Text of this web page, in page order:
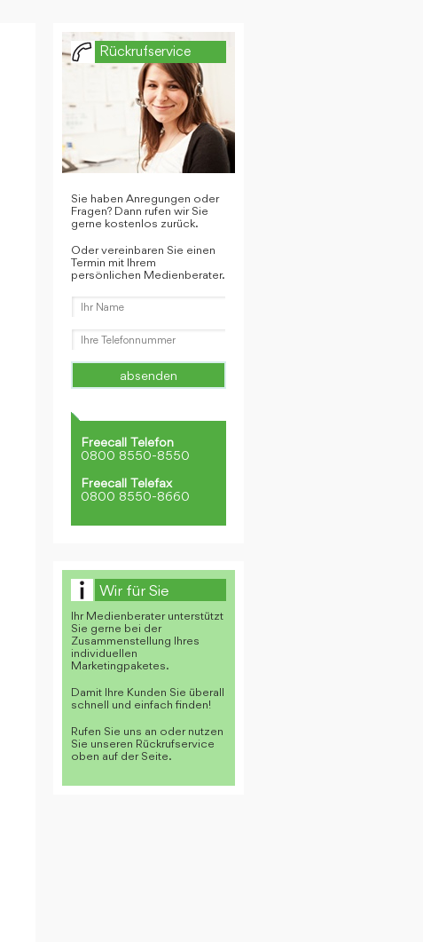
Rückrufservice
Sie haben Anregungen oder
Fragen? Dann rufen wir Sie
gerne kostenlos zurück.
Oder vereinbaren Sie einen
Termin mit Ihrem
persönlichen Medienberater.
Freecall Telefon
0800 8550-8550
Freecall Telefax
0800 8550-8660
Wir für Sie
Ihr Medienberater unterstützt
Sie gerne bei der
Zusammenstellung Ihres
individuellen
Marketingpaketes.
Damit Ihre Kunden Sie überall
schnell und einfach finden!
Rufen Sie uns an oder nutzen
Sie unseren Rückrufservice
oben auf der Seite.